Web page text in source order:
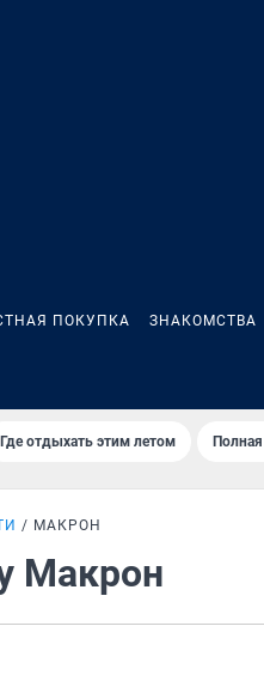
ПОКУПКА ЗНАКОМСТВА
Где отдыхать этим летом
МАКРОН
Макрон